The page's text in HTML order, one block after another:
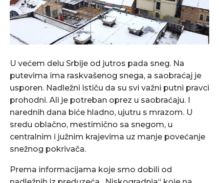
U većem delu Srbije od jutros pada sneg. Na
putevima ima raskvašenog snega, a saobraćaj je
usporen. Nadležni ističu da su svi važni putni pravci
prohodni. Ali je potreban oprez u saobraćaju. I
narednih dana biće hladno, ujutru s mrazom. U
sredu oblačno, mestimično sa snegom, u
centralnim i južnim krajevima uz manje povećanje
snežnog pokrivača.
Prema informacijama koje smo dobili od